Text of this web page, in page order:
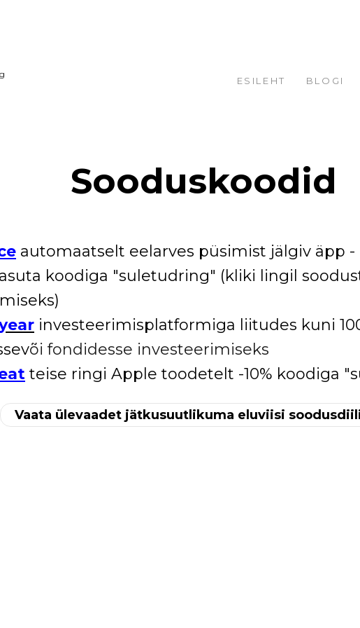
ESILEHT BLOGI
Sooduskoodid
automaatselt eelarves püsimist jälgiv äpp
koodiga "suletudring" (kliki lingil
investeerimisplatformiga liitudes kuni
õi fondidesse investeerimiseks
teise ringi Apple toodetelt -10% koodiga
Vaata ülevaadet jätkusuutlikuma eluviisi